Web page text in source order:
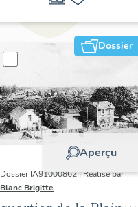
Dossier
Aperçu
Dossier IA91000862 | Réalisé par
Blanc Brigitte